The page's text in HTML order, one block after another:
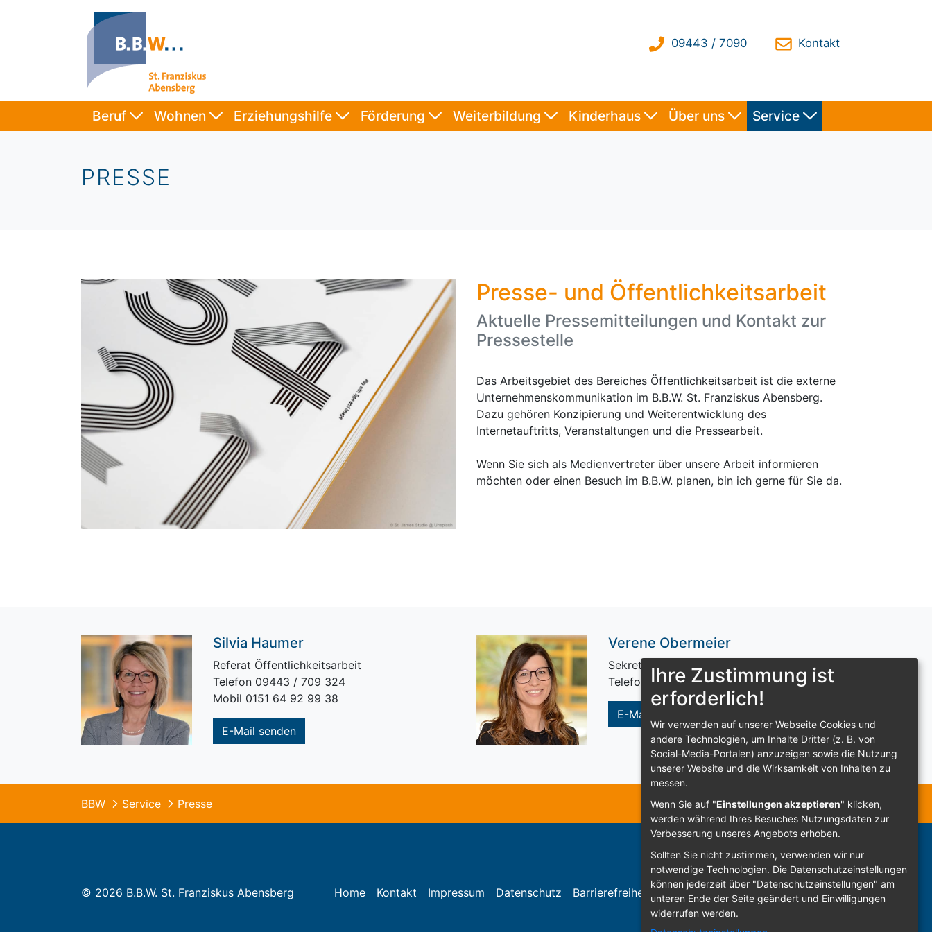
Beruf Wohnen Erziehungshilfe Förderung Weiterbildung Kinderhaus Über uns Service
PRESSE
Presse- und Öffentlichkeitsarbeit
Aktuelle Pressemitteilungen und Kontakt zur
Pressestelle
Das Arbeitsgebiet des Bereiches Öffentlichkeitsarbeit ist die externe
Unternehmenskommunikation im B.B.W. St. Franziskus Abensberg.
Dazu gehören Konzipierung und Weiterentwicklung des
Internetauftritts, Veranstaltungen und die Pressearbeit.
Wenn Sie sich als Medienvertreter über unsere Arbeit informieren
möchten oder einen Besuch im B.B.W. planen, bin ich gerne für Sie da.
Silvia Haumer
Referat Öffentlichkeitsarbeit
Telefon 09443 / 709 324
Mobil 0151 64 92 99 38
E-Mail senden
Verene Obermeier
Sekretariat Öffentlichkeitsarbeit
Telefon 09443 / 709 376
E-Mail senden
BBW Service Presse
© 2026 B.B.W. St. Franziskus Abensberg Home Kontakt Impressum Datenschutz Barrierefreiheit Anmelden
Ihre Zustimmung ist
erforderlich!
Wir verwenden auf unserer Webseite Cookies und
andere Technologien, um Inhalte Dritter (z. B. von
Social-Media-Portalen) anzuzeigen sowie die Nutzung
unserer Website und die Wirksamkeit von Inhalten zu
messen.
Wenn Sie auf "Einstellungen akzeptieren" klicken,
werden während Ihres Besuches Nutzungsdaten zur
Verbesserung unseres Angebots erhoben.
Sollten Sie nicht zustimmen, verwenden wir nur
notwendige Technologien. Die Datenschutzeinstellungen
können jederzeit über "Datenschutzeinstellungen" am
unteren Ende der Seite geändert und Einwilligungen
widerrufen werden.